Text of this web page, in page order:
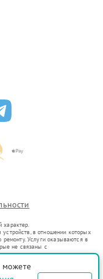
характер.
в отношении которых
Услуги оказываются в
не связаны с
оборот в соответствии
услуг или введения
можете